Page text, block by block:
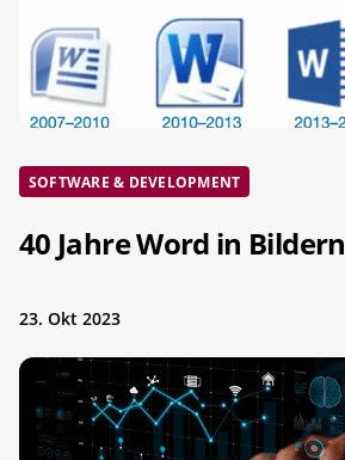
SOFTWARE & DEVELOPMENT
40 Jahre Word in Bildern
23. Okt 2023